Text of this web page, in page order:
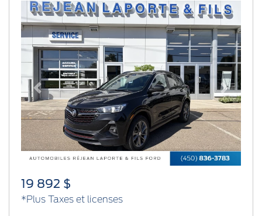
Previous Next
19 892 $
*Plus Taxes et licenses